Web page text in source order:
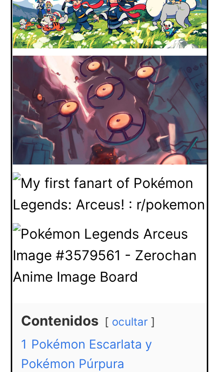
Contenidos ocultar
1 Pokémon Escarlata y
Pokémon Púrpura